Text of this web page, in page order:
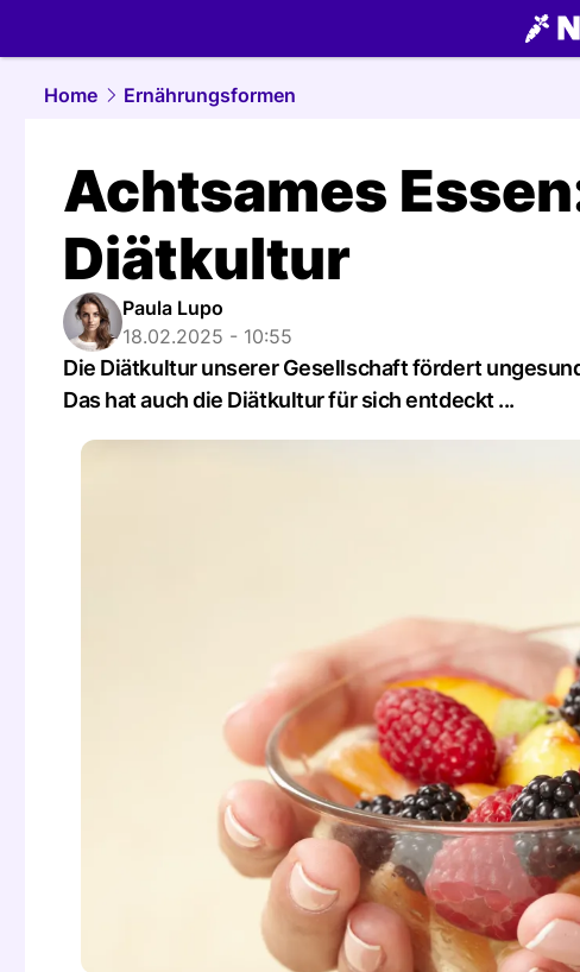
food.NAU.ch
Home
Ernährungsformen
Achtsames
Diätkultur
Paula Lupo
18.02.2025 - 10:55
Die Diätkultur unserer Gesellschaft fördert
Das hat auch die Diätkultur für sich entdeckt ...